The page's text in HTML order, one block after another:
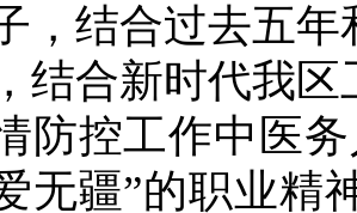
，结合过去五
结合新时代我
防控工作中医
无疆”的职业精